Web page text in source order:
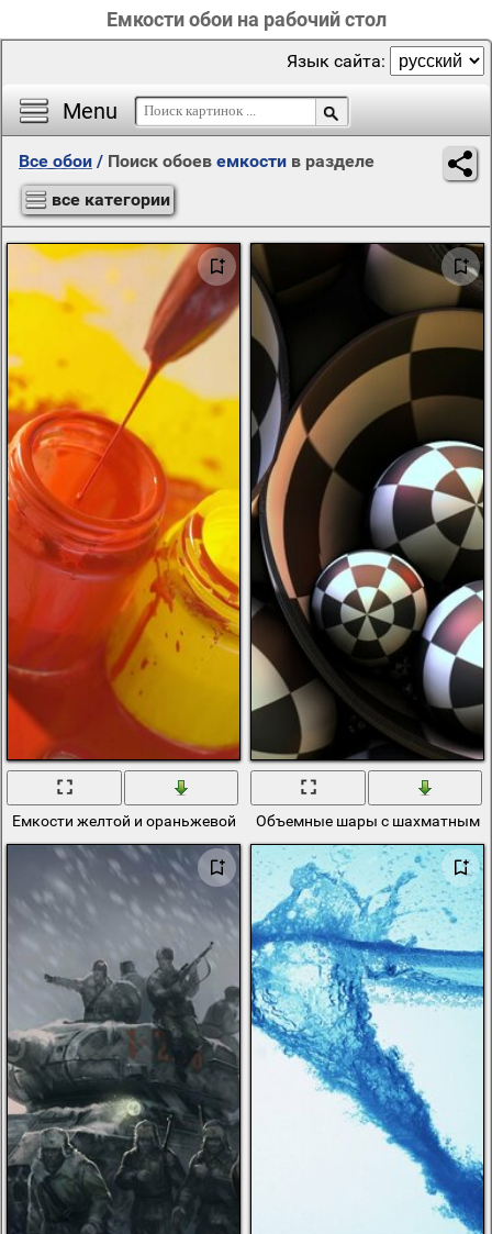
Емкости обои на рабочий стол
Menu
Язык сайта:
Все обои / Поиск обоев емкости в разделе
все категории
Емкости желтой и ораньжевой краскиОбъемные шары с шахматным